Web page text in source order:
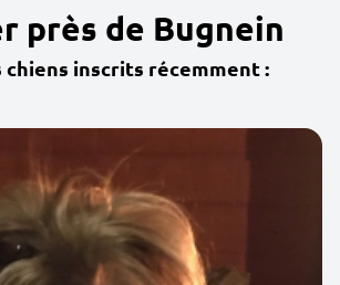
près de Bugnein
chiens inscrits récemment :